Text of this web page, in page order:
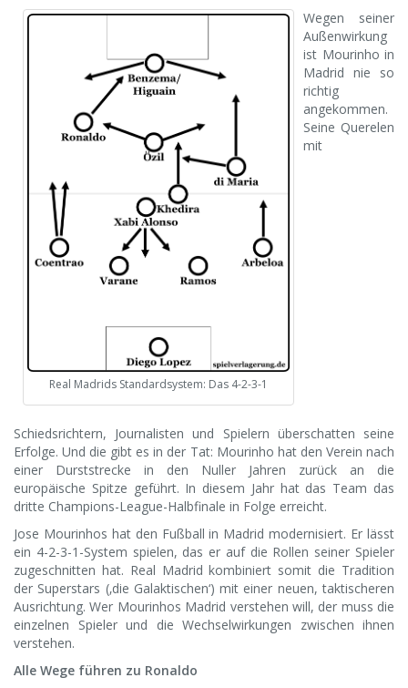
Real Madrids Standardsystem: Das 4-2-3-1
Wegen seiner
Außenwirkung
ist Mourinho in
Madrid nie so
richtig
angekommen.
Seine Querelen
mit
Schiedsrichtern, Journalisten und Spielern überschatten seine
Erfolge. Und die gibt es in der Tat: Mourinho hat den Verein nach
einer Durststrecke in den Nuller Jahren zurück an die
europäische Spitze geführt. In diesem Jahr hat das Team das
dritte Champions-League-Halbfinale in Folge erreicht.
Jose Mourinhos hat den Fußball in Madrid modernisiert. Er lässt
ein 4-2-3-1-System spielen, das er auf die Rollen seiner Spieler
zugeschnitten hat. Real Madrid kombiniert somit die Tradition
der Superstars (‚die Galaktischen‘) mit einer neuen, taktischeren
Ausrichtung. Wer Mourinhos Madrid verstehen will, der muss die
einzelnen Spieler und die Wechselwirkungen zwischen ihnen
verstehen.
Alle Wege führen zu Ronaldo